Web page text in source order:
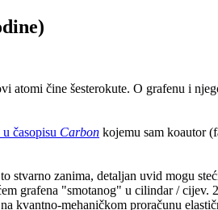
atomi čine šesterokute. O grafenu i
časopisu Carbon kojemu sam koautor
stvarno zanima, detaljan uvid mogu
grafena "smotanog" u cilindar / cijev.
kvantno-mehaničkom proračunu